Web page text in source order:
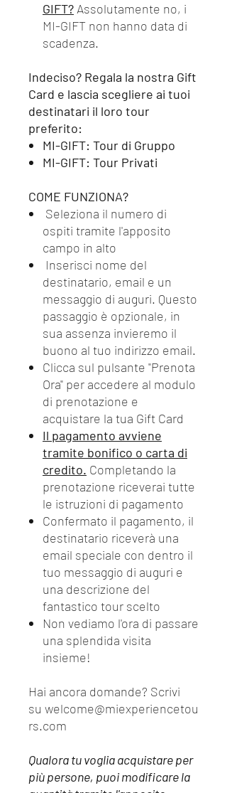
GIFT? Assolutamente no, i
MI-GIFT non hanno data di
scadenza.
Indeciso? Regala la nostra Gift
Card e lascia scegliere ai tuoi
destinatari il loro tour
preferito:
MI-GIFT: Tour di Gruppo
MI-GIFT: Tour Privati
COME FUNZIONA?
Seleziona il numero di
ospiti tramite l'apposito
campo in alto
Inserisci nome del
destinatario, email e un
messaggio di auguri. Questo
passaggio è opzionale, in
sua assenza invieremo il
buono al tuo indirizzo email.
Clicca sul pulsante "Prenota
Ora" per accedere al modulo
di prenotazione e
acquistare la tua Gift Card
Il pagamento avviene
tramite bonifico o carta di
credito. Completando la
prenotazione riceverai tutte
le istruzioni di pagamento
Confermato il pagamento, il
destinatario riceverà una
email speciale con dentro il
tuo messaggio di auguri e
una descrizione del
fantastico tour scelto
Non vediamo l'ora di passare
una splendida visita
insieme!
Hai ancora domande? Scrivi
su welcome@miexperiencetou
rs.com
Qualora tu voglia acquistare per
più persone, puoi modificare la